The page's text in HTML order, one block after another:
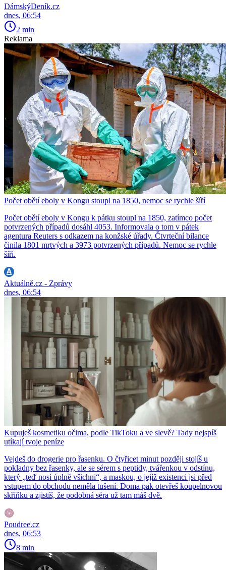
DámskýDeník.cz
dnes, 06:54
2 min
Reklama
Počet obětí eboly v Kongu stoupl na 1850, nemoc se rychle šíří
Počet obětí eboly v Kongu k pátku stoupl na 1850, zatímco počet
potvrzených případů dosáhl 4053. Informovala o tom v pátek
agentura Reuters s odkazem na konžské úřady. Čtvrteční bilance
činila 1801 mrtvých a 3973 potvrzených případů. Nemoc se rychle
šíří.
Aktuálně.cz - Zprávy
dnes, 06:54
Kupuješ kosmetiku očima, podle TikToku a ve slevě? Tady nejspíš
utíkají tvoje peníze
Vejdeš do drogerie pro řasenku. O čtyřicet minut později stojíš u
pokladny bez řasenky, ale se sérem s peptidy, tvářenkou v odstínu,
který „teď nosí úplně všichni“, a maskou, o jejíž existenci jsi před
vstupem do obchodu neměla tušení. Doma pak otevřeš koupelnovou
skříňku a zjistíš, že podobná séra už tam máš dvě.
Poudree.cz
dnes, 06:53
8 min